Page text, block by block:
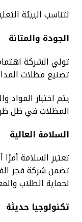
لتناسب البيئة
الجودة والمتانة
تولي الشركة
تصنيع مظلات
يتم اختبار
المظلات في ظل
السلامة العالية
تعتبر السلامة
تضمن شركة فجر
لحماية الطلاب
تكنولوجيا حديثة